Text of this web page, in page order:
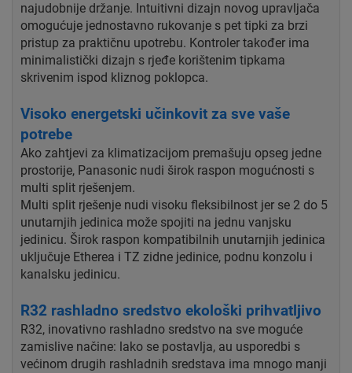
najudobnije držanje. Intuitivni dizajn novog upravljača
omogućuje jednostavno rukovanje s pet tipki za brzi
pristup za praktičnu upotrebu. Kontroler također ima
minimalistički dizajn s rjeđe korištenim tipkama
skrivenim ispod kliznog poklopca.
Visoko energetski učinkovit za sve vaše
potrebe
Ako zahtjevi za klimatizacijom premašuju opseg jedne
prostorije, Panasonic nudi širok raspon mogućnosti s
multi split rješenjem.
Multi split rješenje nudi visoku fleksibilnost jer se 2 do 5
unutarnjih jedinica može spojiti na jednu vanjsku
jedinicu. Širok raspon kompatibilnih unutarnjih jedinica
uključuje Etherea i TZ zidne jedinice, podnu konzolu i
kanalsku jedinicu.
R32 rashladno sredstvo ekološki prihvatljivo
R32, inovativno rashladno sredstvo na sve moguće
zamislive načine: lako se postavlja, au usporedbi s
većinom drugih rashladnih sredstava ima mnogo manji